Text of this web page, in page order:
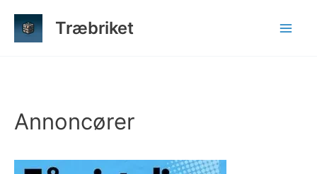
Træbriket
Annoncører